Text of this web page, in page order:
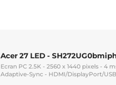
Acer 27 LED -
Ecran PC 2.5K - 2560 x 1440 pixels - 4
Adaptive-Sync - HDMI/DisplayPort/